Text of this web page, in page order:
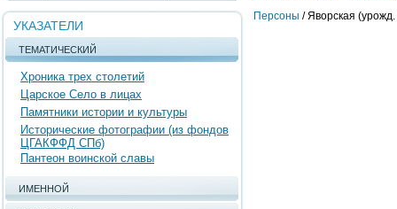
УКАЗАТЕЛИ
ТЕМАТИЧЕСКИЙ
Хроника трех столетий
Царское Село в лицах
Памятники истории и культуры
Исторические фотографии (из фондов
ЦГАКФФД СПб)
Пантеон воинской славы
ИМЕННОЙ
Персоны / Яворская